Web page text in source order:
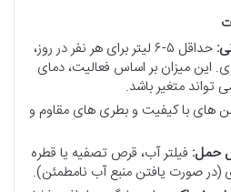
حداقل ۵-۶ لیتر برای هر نفر در روز،
این میزان بر اساس فعالیت، دمای
تواند متغیر باشد.
های با کیفیت و بطری های مقاوم و
حمل: فیلتر آب، قرص تصفیه یا قطره
(در صورت یافتن منبع آب نامطمئن).